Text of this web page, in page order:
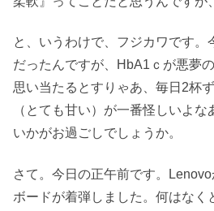
と、いうわけで、フジカワです。
だったんですが、HbA1ｃが悪夢
思い当たるとすりゃあ、毎日2杯
（とても甘い）が一番怪しいよ
いかがお過ごしでしょうか。
さて。今日の正午前です。
ボードが着弾しました。何はなく